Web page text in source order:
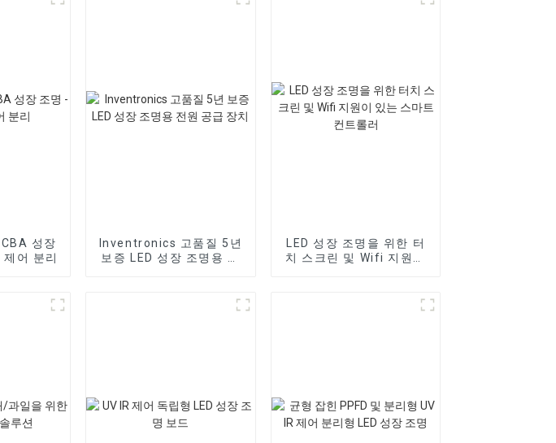
성장
어 분리
Inventronics 고품질 5년
보증 LED 성장 조명용 전
LED 성장 조명을 위한 터
치 스크린 및 Wifi 지원이